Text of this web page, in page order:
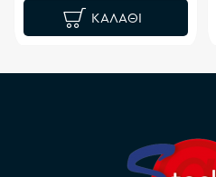
ΚΑΛΆΘΙ